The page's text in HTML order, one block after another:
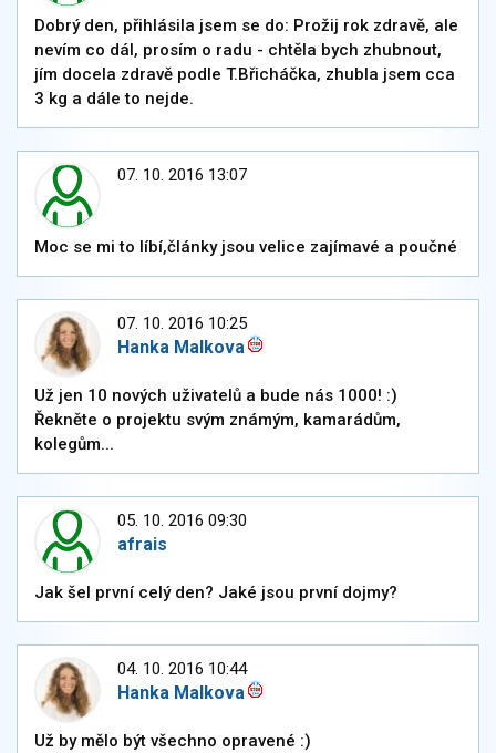
Dobrý den, přihlásila jsem se do: Prožij rok zdravě, ale
nevím co dál, prosím o radu - chtěla bych zhubnout,
jím docela zdravě podle T.Břicháčka, zhubla jsem cca
3 kg a dále to nejde.
07. 10. 2016 13:07
Moc se mi to líbí,články jsou velice zajímavé a poučné
07. 10. 2016 10:25
Hanka Malkova
Už jen 10 nových uživatelů a bude nás 1000! :)
Řekněte o projektu svým známým, kamarádům,
kolegům...
05. 10. 2016 09:30
afrais
Jak šel první celý den? Jaké jsou první dojmy?
04. 10. 2016 10:44
Hanka Malkova
Už by mělo být všechno opravené :)